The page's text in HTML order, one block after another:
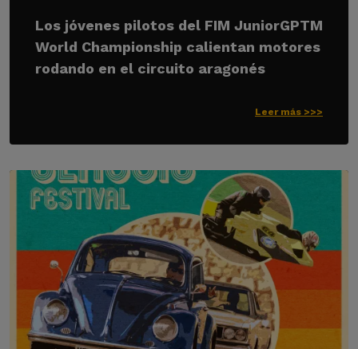
Los jóvenes pilotos del FIM JuniorGPTM
World Championship calientan motores
rodando en el circuito aragonés
Leer más >>>